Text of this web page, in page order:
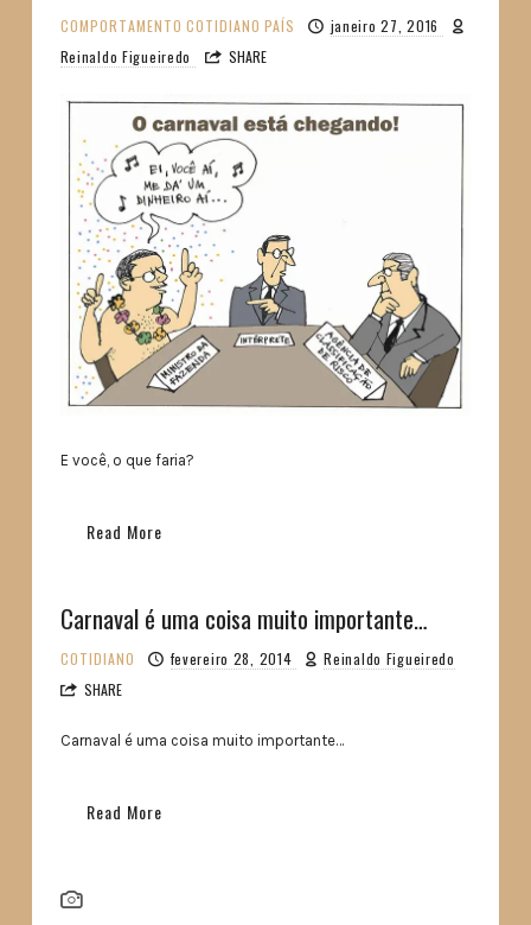
COMPORTAMENTO COTIDIANO PAÍS
janeiro 27, 2016
Reinaldo Figueiredo
SHARE
E você, o que faria?
Read More
Carnaval é uma coisa muito importante…
COTIDIANO fevereiro 28, 2014
Reinaldo Figueiredo
SHARE
Carnaval é uma coisa muito importante…
Read More